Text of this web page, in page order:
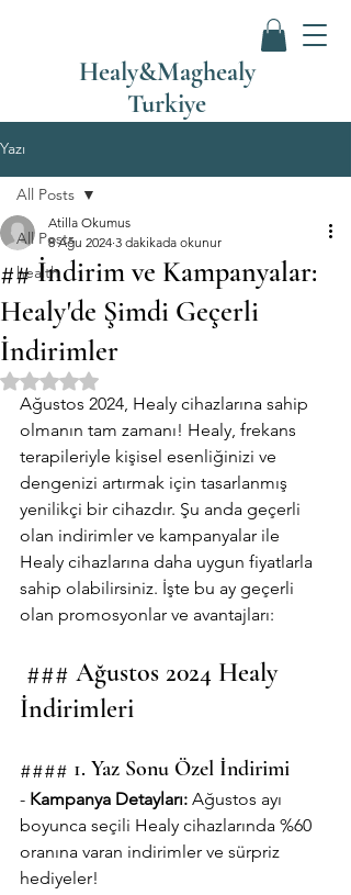
Healy&Maghealy
Turkiye
Yazı
All Posts
health
All Posts
## İndirim ve Kampanyalar:
Healy'de Şimdi Geçerli
İndirimler
Atilla Okumus
8 Ağu 2024 3 dakikada okunur
5 üzerinden NaN yıldız
Ağustos 2024, Healy cihazlarına sahip
olmanın tam zamanı! Healy, frekans
terapileriyle kişisel esenliğinizi ve
dengenizi artırmak için tasarlanmış
yenilikçi bir cihazdır. Şu anda geçerli
olan indirimler ve kampanyalar ile
Healy cihazlarına daha uygun fiyatlarla
sahip olabilirsiniz. İşte bu ay geçerli
olan promosyonlar ve avantajları:
### Ağustos 2024 Healy
İndirimleri
#### 1. Yaz Sonu Özel İndirimi
- Kampanya Detayları: Ağustos ayı
boyunca seçili Healy cihazlarında %60
oranına varan indirimler ve sürpriz
hediyeler!